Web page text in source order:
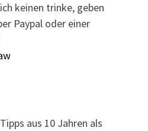
keinen trinke, geben
Paypal oder einer
aus 10 Jahren als